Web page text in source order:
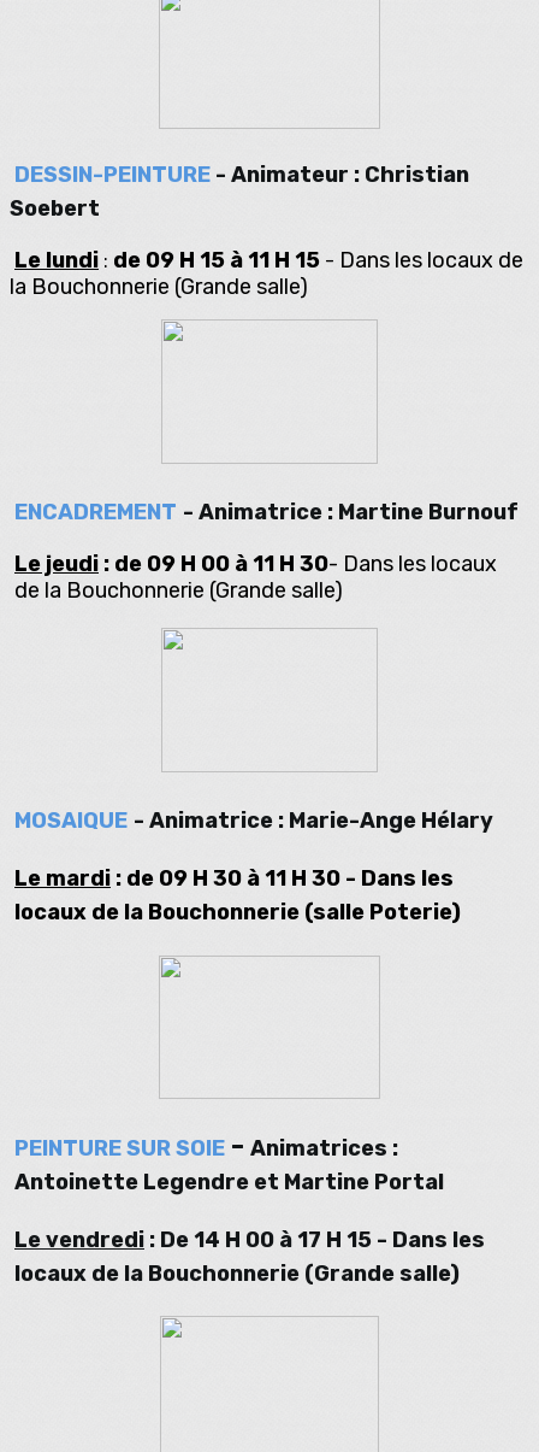
DESSIN-PEINTURE - Animateur : Christian
Soebert
Le lundi : de 09 H 15 à 11 H 15 - Dans les locaux de
la Bouchonnerie (Grande salle)
ENCADREMENT - Animatrice : Martine Burnouf
Le jeudi : de 09 H 00 à 11 H 30- Dans les locaux
de la Bouchonnerie (Grande salle)
MOSAIQUE - Animatrice : Marie-Ange Hélary
Le mardi : de 09 H 30 à 11 H 30 - Dans les
locaux de la Bouchonnerie (salle Poterie)
PEINTURE SUR SOIE - Animatrices :
Antoinette Legendre et Martine Portal
Le vendredi : De 14 H 00 à 17 H 15 - Dans les
locaux de la Bouchonnerie (Grande salle)